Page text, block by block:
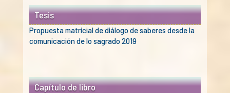
Tesis
Propuesta matricial de diálogo de saberes desde la
comunicación de lo sagrado 2019
Capítulo de libro